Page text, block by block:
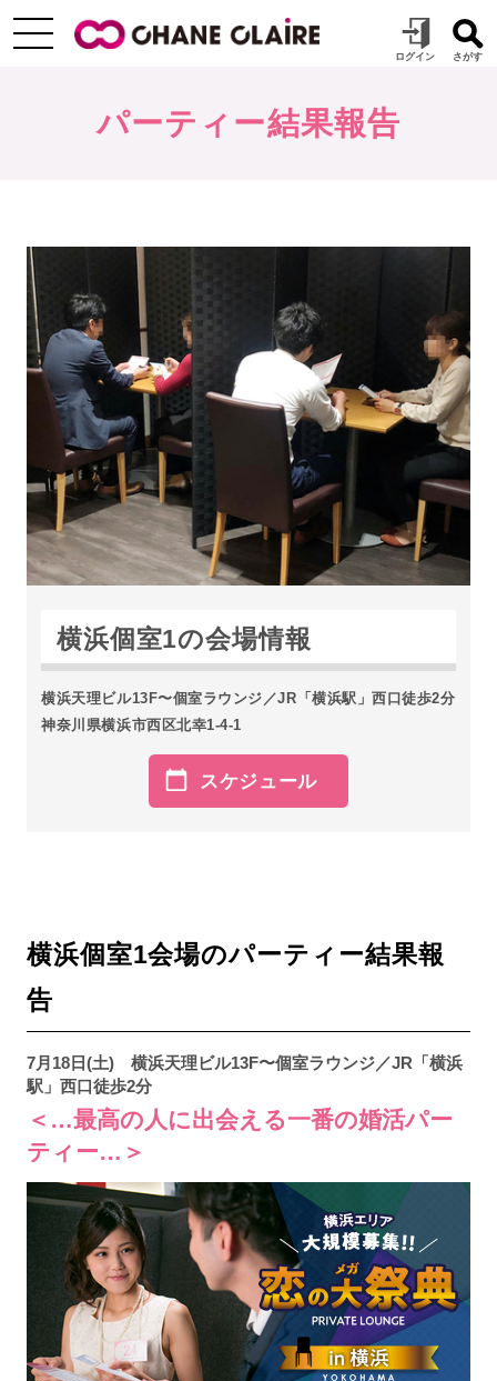
パーティー結果報告
横浜個室1の会場情報
横浜天理ビル13F〜個室ラウンジ／JR「横浜駅」西口徒歩2分
神奈川県横浜市西区北幸1-4-1
スケジュール
横浜個室1会場のパーティー結果報
告
7月18日(土) 横浜天理ビル13F〜個室ラウンジ／JR「横浜
駅」西口徒歩2分
＜…最高の人に出会える一番の婚活パー
ティー…＞